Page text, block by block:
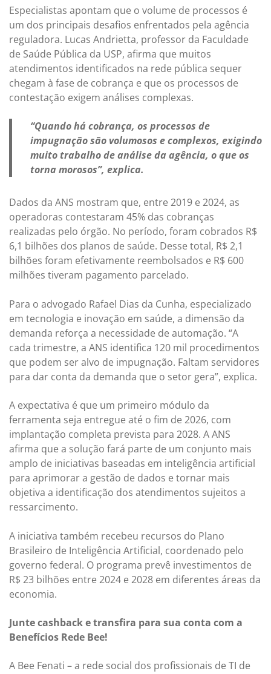
Especialistas apontam que o volume de processos é
um dos principais desafios enfrentados pela agência
reguladora. Lucas Andrietta, professor da Faculdade
de Saúde Pública da USP, afirma que muitos
atendimentos identificados na rede pública sequer
chegam à fase de cobrança e que os processos de
contestação exigem análises complexas.
“Quando há cobrança, os processos de
impugnação são volumosos e complexos, exigindo
muito trabalho de análise da agência, o que os
torna morosos”, explica.
Dados da ANS mostram que, entre 2019 e 2024, as
operadoras contestaram 45% das cobranças
realizadas pelo órgão. No período, foram cobrados R$
6,1 bilhões dos planos de saúde. Desse total, R$ 2,1
bilhões foram efetivamente reembolsados e R$ 600
milhões tiveram pagamento parcelado.
Para o advogado Rafael Dias da Cunha, especializado
em tecnologia e inovação em saúde, a dimensão da
demanda reforça a necessidade de automação. “A
cada trimestre, a ANS identifica 120 mil procedimentos
que podem ser alvo de impugnação. Faltam servidores
para dar conta da demanda que o setor gera”, explica.
A expectativa é que um primeiro módulo da
ferramenta seja entregue até o fim de 2026, com
implantação completa prevista para 2028. A ANS
afirma que a solução fará parte de um conjunto mais
amplo de iniciativas baseadas em inteligência artificial
para aprimorar a gestão de dados e tornar mais
objetiva a identificação dos atendimentos sujeitos a
ressarcimento.
A iniciativa também recebeu recursos do Plano
Brasileiro de Inteligência Artificial, coordenado pelo
governo federal. O programa prevê investimentos de
R$ 23 bilhões entre 2024 e 2028 em diferentes áreas da
economia.
Junte cashback e transfira para sua conta com a
Benefícios Rede Bee!
A Bee Fenati – a rede social dos profissionais de TI de